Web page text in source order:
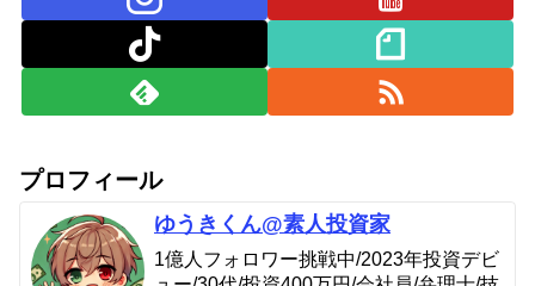
プロフィール
ゆうきくん@素人投資家
1億人フォロワー挑戦中/2023年投資デビ